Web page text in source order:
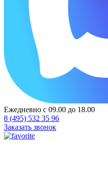
Ежедневно с 09.00 до 18.00
8 (495) 532 35 96
Заказать звонок